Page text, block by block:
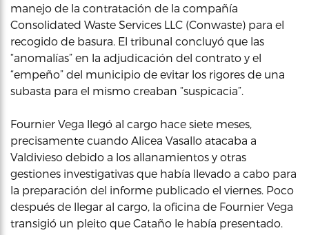
manejo de la contratación de la compañía
Consolidated Waste Services LLC (Conwaste) para el
recogido de basura. El tribunal concluyó que las
“anomalías” en la adjudicación del contrato y el
“empeño” del municipio de evitar los rigores de una
subasta para el mismo creaban “suspicacia”.
Fournier Vega llegó al cargo hace siete meses,
precisamente cuando Alicea Vasallo atacaba a
Valdivieso debido a los allanamientos y otras
gestiones investigativas que había llevado a cabo para
la preparación del informe publicado el viernes. Poco
después de llegar al cargo, la oficina de Fournier Vega
transigió un pleito que Cataño le había presentado.